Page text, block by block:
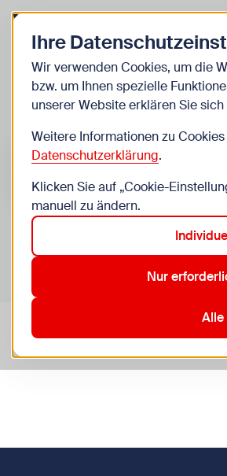
Zurück zur Startseite
Kinder
Suche im Bereich “Kinder”
Suchen
Veranstaltungen in Wien im
12. Meidling 15.
Zurücksetzen
Ihre
Wir verwenden Cookies, um die
bzw. um Ihnen spezielle
unserer Website erklären Sie
Weitere Informationen zu
Datenschutzerklärung.
Klicken Sie auf „Cookie-
manuell zu ändern.
Nur
Alle